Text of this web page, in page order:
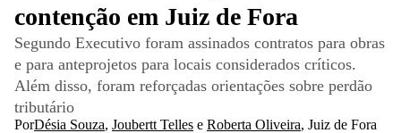
contenção em Juiz de Fora
Segundo Executivo foram assinados contratos para obras
e para anteprojetos para locais considerados críticos.
Além disso, foram reforçadas orientações sobre perdão
tributário
PorDésia Souza, Joubertt Telles e Roberta Oliveira, Juiz de Fora